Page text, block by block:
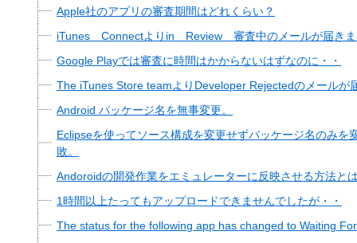
Apple社のアプリの審査期間はどれくらい？
iTunes Connectよりin Review 審査中のメールが届きま
Google Playでは審査に時間はかからないはずなのに・・
The iTunes Store teamよりDeveloper Rejectedのメールが
Android パッケージ名を無事変更。
Eclipseを使ってソース構成を変更せずパッケージ名のみを
敗。
Andoroidの開発作業をエミュレーターに反映させる方法と
1時間以上たってもアップロードできませんでしたが・・
The status for the following app has changed to Waiting